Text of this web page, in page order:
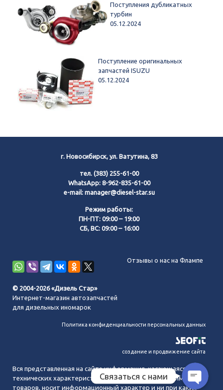
Поступления дубликатных
турбин
05.12.2024
Поступление оригинальных
запчастей ISUZU
05.12.2024
г. Новосибирск, ул. Ватутина, 83
тел. (383) 255-61-00
WhatsApp: 8-962-835-61-00
e-mail: manager@diesel-star.su
Режим работы:
ПН-ПТ: 09:00 – 19:00
СБ, ВС: 09:00 – 16:00
Отзывы о нас на Флампе
© 2004-2026 «Дизель Стар»
Интернет-магазин автозапчастей
для дизельных иномарок
Политика конфиденциальности персональных данных
создание и продвижение сайта
Вся представленная на сайте информация, касающаяся
технических характеристик, наличия на складе, стоимости
товаров, носит информационный характер и ни при каких
Связаться с нами